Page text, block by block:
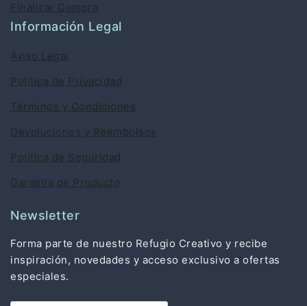
Finalizar Compra
Información Legal
Aviso Legal
Política de Privacidad
Términos y Condiciones
Devoluciones y Reembolsos
Política de Seguridad
Garantía de Producto
Newsletter
Forma parte de nuestro Refugio Creativo y recibe
inspiración, novedades y acceso exclusivo a ofertas
especiales.